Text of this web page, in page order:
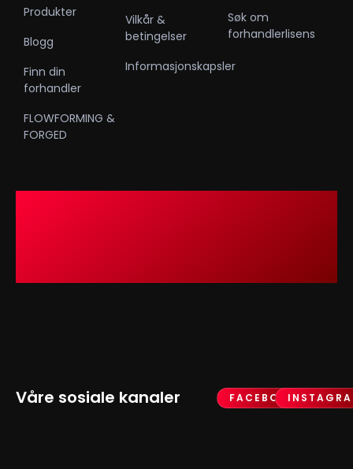
Produkter
Blogg
Finn din
forhandler
FLOWFORMING &
FORGED
Vilkår &
betingelser
Informasjonskapsler
Søk om
forhandlerlisens
Våre sosiale kanaler FACEBOOK